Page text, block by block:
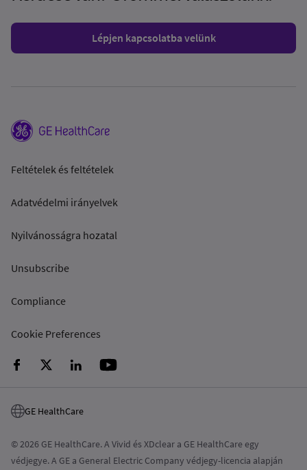
Lépjen kapcsolatba velünk
Feltételek és feltételek
Adatvédelmi irányelvek
Nyilvánosságra hozatal
Unsubscribe
Compliance
Cookie Preferences
GE HealthCare
© 2026 GE HealthCare. A Vivid és XDclear a GE HealthCare egy
védjegye. A GE a General Electric Company védjegy-licencia alapján